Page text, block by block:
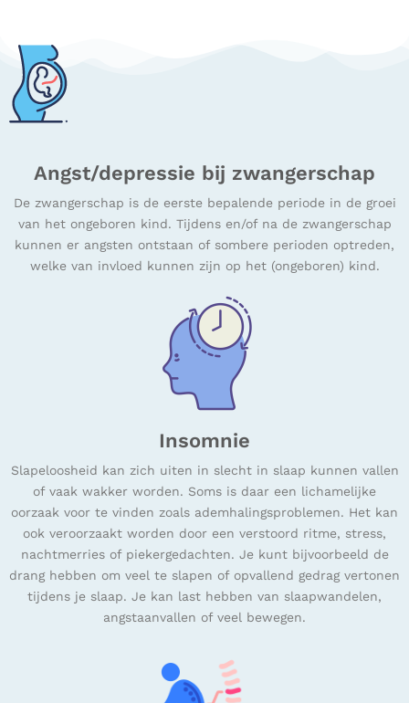
Angst/depressie bij zwangerschap
De zwangerschap is de eerste bepalende periode in de groei
van het ongeboren kind. Tijdens en/of na de zwangerschap
kunnen er angsten ontstaan of sombere perioden optreden,
welke van invloed kunnen zijn op het (ongeboren) kind.
Insomnie
Slapeloosheid kan zich uiten in slecht in slaap kunnen vallen
of vaak wakker worden. Soms is daar een lichamelijke
oorzaak voor te vinden zoals ademhalingsproblemen. Het kan
ook veroorzaakt worden door een verstoord ritme, stress,
nachtmerries of piekergedachten. Je kunt bijvoorbeeld de
drang hebben om veel te slapen of opvallend gedrag vertonen
tijdens je slaap. Je kan last hebben van slaapwandelen,
angstaanvallen of veel bewegen.